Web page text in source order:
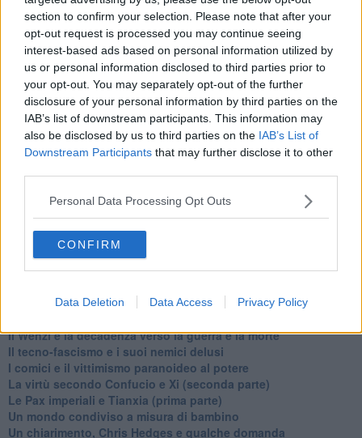
section to confirm your selection. Please note that after your
opt-out request is processed you may continue seeing
interest-based ads based on personal information utilized by
us or personal information disclosed to third parties prior to
your opt-out. You may separately opt-out of the further
disclosure of your personal information by third parties on the
IAB’s list of downstream participants. This information may
also be disclosed by us to third parties on the IAB’s List of
Downstream Participants that may further disclose it to other
Personal Data Processing Opt Outs
CONFIRM
Data Deletion Data Access Privacy Policy
Esportazioni Usa: da democrazia a guerra civile
​I vestiti nuovi degli imperatori baltici
​Pupazzi!
​Il Wild West di Trump
​La depressione infantile di Roger Waters e la propaganda di
guerra"
​La disinformazione climatica veicolata dai media
Senza una Retta Visione l’Uomo è un automa
​La propaganda bellica nostrana vs l’hasbarà dei sionisti
​La cleptocrazia e lo studio sociologico della propaganda di
guerra
​La Cop 30 di Belem giorno per giorno
La Cop 30, i crimini e i misfatti verso la vita sulla terra
Arrostire il pianeta: le grandi emissioni della carne e dei
latticini
​Cop 30, uragani e riconversione delle spese militari
PTSD e suicidi svelano l’intento suicidario della guerra e
Il Wenzi e la decadenza verso la guerra e la morte
​Il tecno-fascismo e i suoi nemici delusi
​I comici e il vittimismo paranoideo al potere
​La virtù secondo Confucio e Xi (seconda parte)
Le Pax imperiali e Tianxia (prima parte)
Un mondo condiviso a misura di bambino
​Un chiarimento, Chris Hedges e qualche domanda